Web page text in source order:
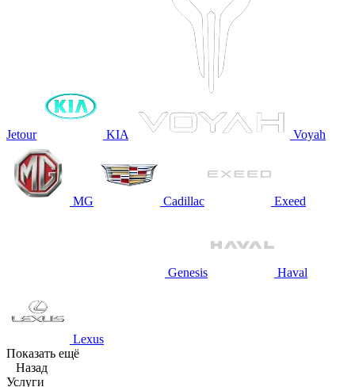
Jetour KIA Voyah
MG Cadillac Exeed
Genesis Haval
Lexus
Показать ещё
Назад
Услуги